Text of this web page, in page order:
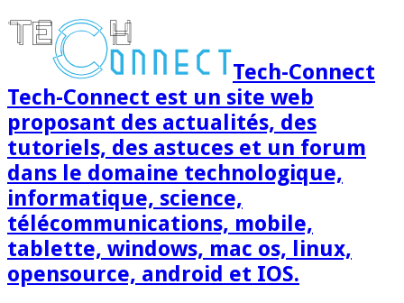
Tech-Connect
Tech-Connect est un site web
proposant des actualités, des
tutoriels, des astuces et un forum
dans le domaine technologique,
informatique, science,
télécommunications, mobile,
tablette, windows, mac os, linux,
opensource, android et IOS.